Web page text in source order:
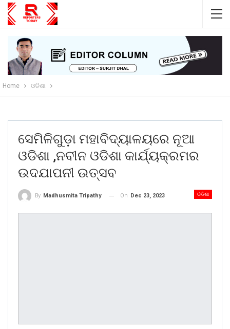
Home ଓଡିଶା
ସେମିଳିଗୁଡ଼ା ମହାବିଦ୍ୟାଳୟରେ ନୂଆ
ଓଡିଶା ,ନବୀନ ଓଡିଶା କାର୍ଯ୍ୟକ୍ରମର
ଉଦଯାପନୀ ଉତ୍ସବ
ଓଡିଶା
By Madhusmita Tripathy On Dec 23, 2023